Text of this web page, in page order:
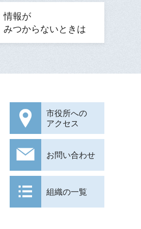
情報が
みつからないときは
市役所への
アクセス
お問い合わせ
組織の一覧